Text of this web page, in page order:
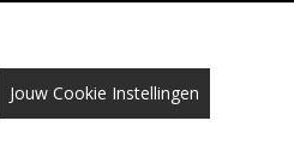
Site beveiliging
Jouw Cookie Instellingen